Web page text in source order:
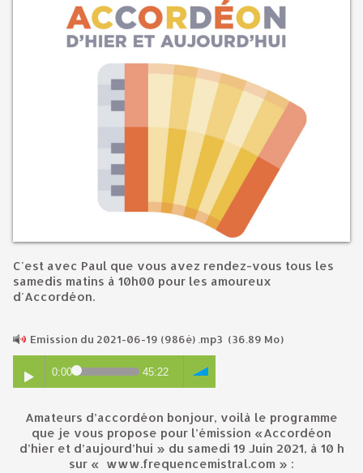
C'est avec Paul que vous avez rendez-vous tous les
samedis matins à 10h00 pour les amoureux
d'Accordéon.
Emission du 2021-06-19 (986è) .mp3 (36.89 Mo)
0:00 45:22
Amateurs d’accordéon bonjour, voilà le programme
que je vous propose pour l’émission «Accordéon
d’hier et d’aujourd’hui » du samedi 19 Juin 2021, à 10 h
sur « www.frequencemistral.com » :